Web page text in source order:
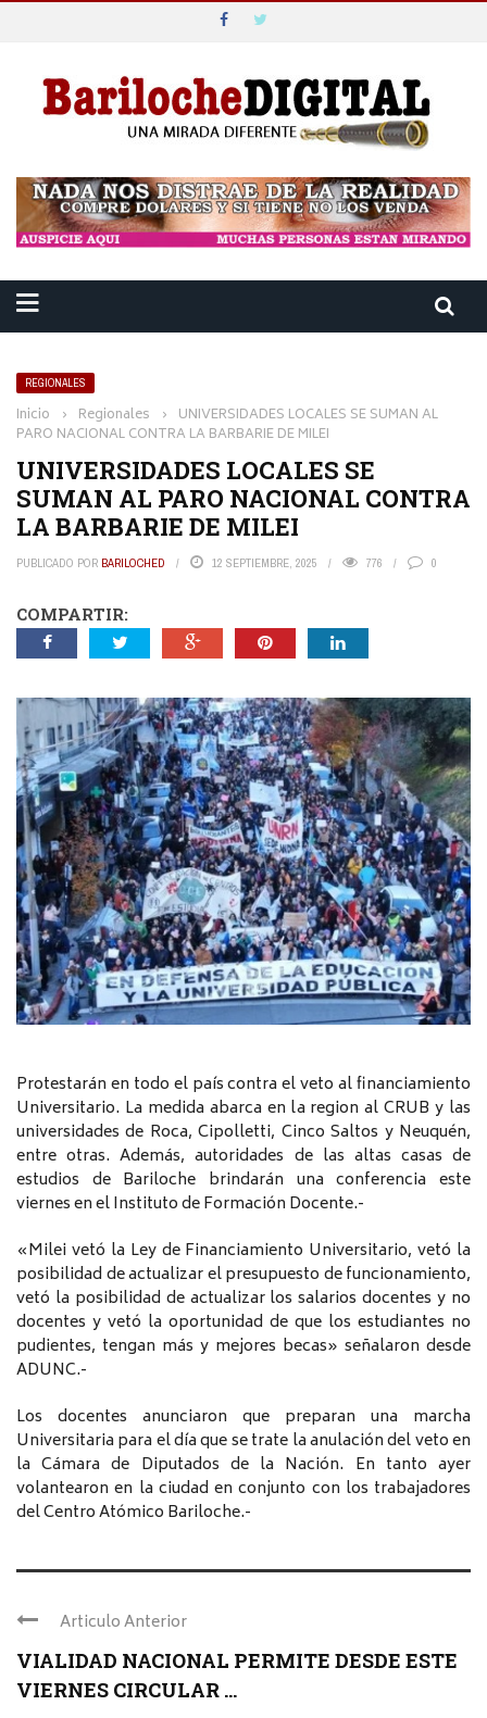
REGIONALES
Inicio › Regionales › UNIVERSIDADES LOCALES SE SUMAN AL
PARO NACIONAL CONTRA LA BARBARIE DE MILEI
UNIVERSIDADES LOCALES SE
SUMAN AL PARO NACIONAL CONTRA
LA BARBARIE DE MILEI
PUBLICADO POR BARILOCHED 12 SEPTIEMBRE, 2025 776 0
COMPARTIR:
Protestarán en todo el país contra el veto al financiamiento
Universitario. La medida abarca en la region al CRUB y las
universidades de Roca, Cipolletti, Cinco Saltos y Neuquén,
entre otras. Además, autoridades de las altas casas de
estudios de Bariloche brindarán una conferencia este
viernes en el Instituto de Formación Docente.-
«Milei vetó la Ley de Financiamiento Universitario, vetó la
posibilidad de actualizar el presupuesto de funcionamiento,
vetó la posibilidad de actualizar los salarios docentes y no
docentes y vetó la oportunidad de que los estudiantes no
pudientes, tengan más y mejores becas» señalaron desde
ADUNC.-
Los docentes anunciaron que preparan una marcha
Universitaria para el día que se trate la anulación del veto en
la Cámara de Diputados de la Nación. En tanto ayer
volantearon en la ciudad en conjunto con los trabajadores
del Centro Atómico Bariloche.-
Articulo Anterior
VIALIDAD NACIONAL PERMITE DESDE ESTE
VIERNES CIRCULAR ...